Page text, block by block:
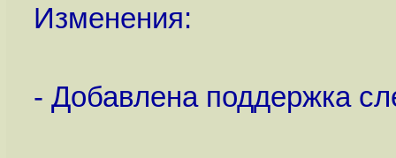
Изменения:
- Добавлена поддержка